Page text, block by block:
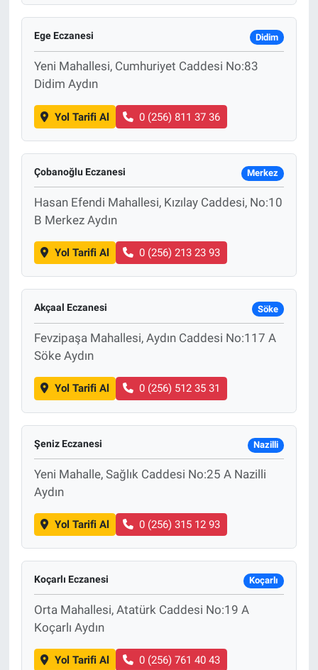
Ege Eczanesi Didim
Yeni Mahallesi, Cumhuriyet Caddesi No:83
Didim Aydın
Yol Tarifi Al 0 (256) 811 37 36
Çobanoğlu Eczanesi Merkez
Hasan Efendi Mahallesi, Kızılay Caddesi, No:10
B Merkez Aydın
Yol Tarifi Al 0 (256) 213 23 93
Akçaal Eczanesi Söke
Fevzipaşa Mahallesi, Aydın Caddesi No:117 A
Söke Aydın
Yol Tarifi Al 0 (256) 512 35 31
Şeniz Eczanesi Nazilli
Yeni Mahalle, Sağlık Caddesi No:25 A Nazilli
Aydın
Yol Tarifi Al 0 (256) 315 12 93
Koçarlı Eczanesi Koçarlı
Orta Mahallesi, Atatürk Caddesi No:19 A
Koçarlı Aydın
Yol Tarifi Al 0 (256) 761 40 43